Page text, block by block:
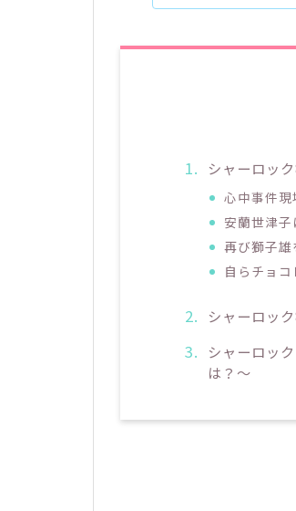
シャーロッ
心中事件
安蘭世津
再び獅子
自らチョ
シャーロッ
シャーロッ
は？～